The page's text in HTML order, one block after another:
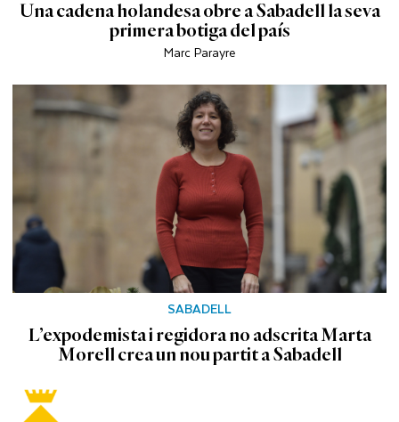
Una cadena holandesa obre a Sabadell la seva
primera botiga del país
Marc Parayre
SABADELL
L’expodemista i regidora no adscrita Marta
Morell crea un nou partit a Sabadell